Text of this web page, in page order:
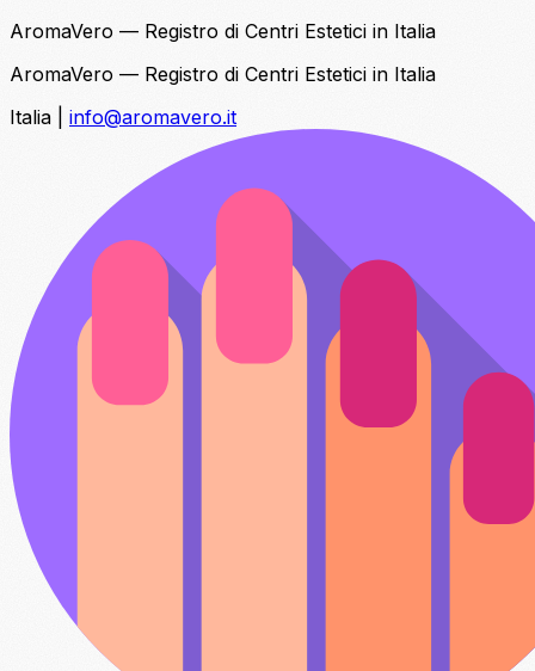
AromaVero — Registro di Centri Estetici in Italia
AromaVero — Registro di Centri Estetici in Italia
Italia
info@aromavero.it